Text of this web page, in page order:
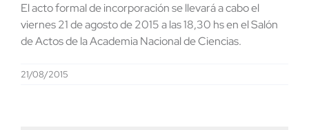
El acto formal de incorporación se llevará a cabo el
viernes 21 de agosto de 2015 a las 18,30 hs en el Salón
de Actos de la Academia Nacional de Ciencias.
21/08/2015